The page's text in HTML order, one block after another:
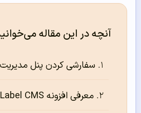
آنچه در این مقاله
سفارشی کردن پنل
معرفی افزونه White Label CMS